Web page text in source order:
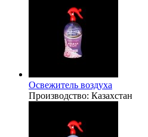
Освежитель воздуха
Производство: Казахстан